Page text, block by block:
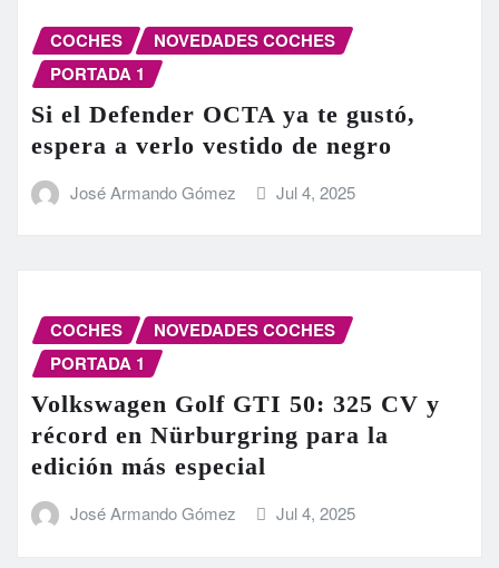
COCHES
NOVEDADES COCHES
PORTADA 1
Si el Defender OCTA ya te gustó,
espera a verlo vestido de negro
José Armando Gómez Jul 4, 2025
COCHES
NOVEDADES COCHES
PORTADA 1
Volkswagen Golf GTI 50: 325 CV y
récord en Nürburgring para la
edición más especial
José Armando Gómez Jul 4, 2025